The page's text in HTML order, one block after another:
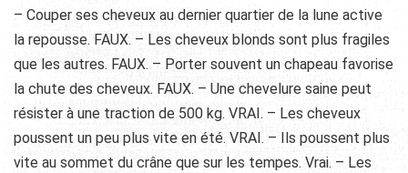
– Couper ses cheveux au dernier quartier de la lune active
la repousse. FAUX. – Les cheveux blonds sont plus fragiles
que les autres. FAUX. – Porter souvent un chapeau favorise
la chute des cheveux. FAUX. – Une chevelure saine peut
résister à une traction de 500 kg. VRAI. – Les cheveux
poussent un peu plus vite en été. VRAI. – Ils poussent plus
vite au sommet du crâne que sur les tempes. Vrai. – Les